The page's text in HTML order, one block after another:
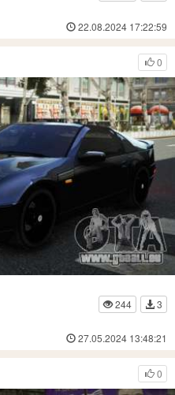
22.08.2024 17:22:59
0
244
3
27.05.2024 13:48:21
0